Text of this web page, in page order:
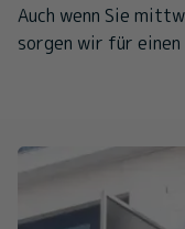
Auch wenn Sie
sorgen wir für einen